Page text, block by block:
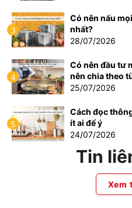
3
Có nên nấu
nhất?
28/07/2026
4
Có nên đầu tư
nên chia theo
25/07/2026
5
Cách đọc
ít ai để ý
24/07/2026
Tin
Xem